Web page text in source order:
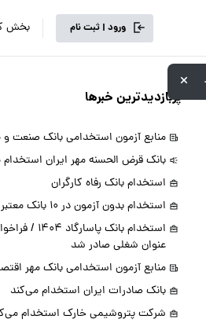
ورود | ثبت نام بخش
پربازدیدترین خبرها
منابع آزمون استخدامی بانک صنعت
بانک قرض الحسنه مهر ایران
استخدام بانک رفاه کارگران
استخدام بدون آزمون در 10 بانک معتبر
عنوان شغلی صادر شد
منابع آزمون استخدامی بانک مهر
بانک صادرات ایران استخدام می‌کند
شرکت پتروشیمی خارک استخدام